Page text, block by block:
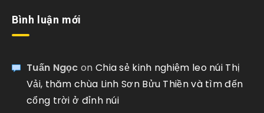
Bình luận mới
Tuấn Ngọc on Chia sẻ kinh nghiệm leo núi Thị
Vải, thăm chùa Linh Sơn Bửu Thiền và tìm đến
cổng trời ở đỉnh núi